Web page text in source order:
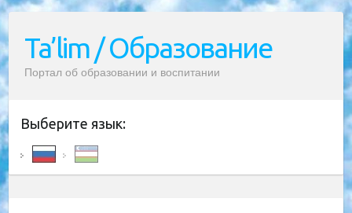
Ta’lim / Образование
Портал об образовании и воспитании
Выберите язык: